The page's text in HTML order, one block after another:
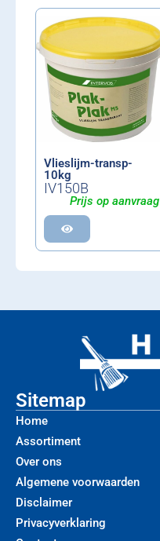
Vlieslijm-transp-
10kg
IV150B
Prijs op aanvraag
Sitemap
Home
Assortiment
Over ons
Algemene voorwaarden
Disclaimer
Privacyverklaring